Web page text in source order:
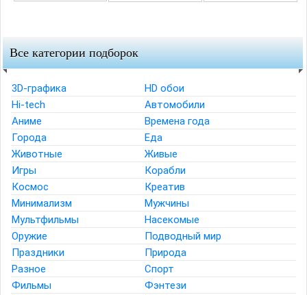
Все категории подборок
3D-графика
HD обои
Hi-tech
Автомобили
Аниме
Времена года
Города
Еда
Животные
Живые
Игры
Корабли
Космос
Креатив
Минимализм
Мужчины
Мультфильмы
Насекомые
Оружие
Подводный мир
Праздники
Природа
Разное
Спорт
Фильмы
Фэнтези